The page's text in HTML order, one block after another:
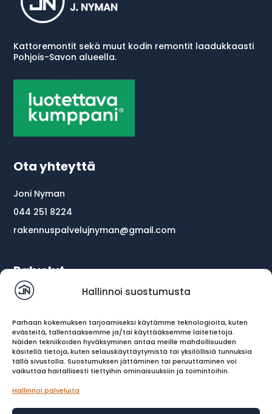
Hallinnoi suostumusta
Parhaan kokemuksen tarjoamiseksi käytämme teknologioita, kuten
evästeitä, tallentaaksemme ja/tai käyttääksemme laitetietoja.
Näiden tekniikoiden hyväksyminen antaa meille mahdollisuuden
käsitellä tietoja, kuten selauskäyttäytymistä tai yksilöllisiä tunnuksia
tällä sivustolla. Suostumuksen jättäminen tai peruuttaminen voi
vaikuttaa haitallisesti tiettyihin ominaisuuksiin ja toimintoihin.
Hallinnoi palveluita
Kattoremontit sekä muut kodin remontit laadukkaasti
Pohjois-Savon alueella.
Ota yhteyttä
Joni Nyman
044 251 8224
rakennuspalvelujnyman@gmail.com
Palvelut
Etusivu
Kattoremontti
Kattoturvatuotteet
Piipunpellitys
Piipunhattu
Ota yhteyttä